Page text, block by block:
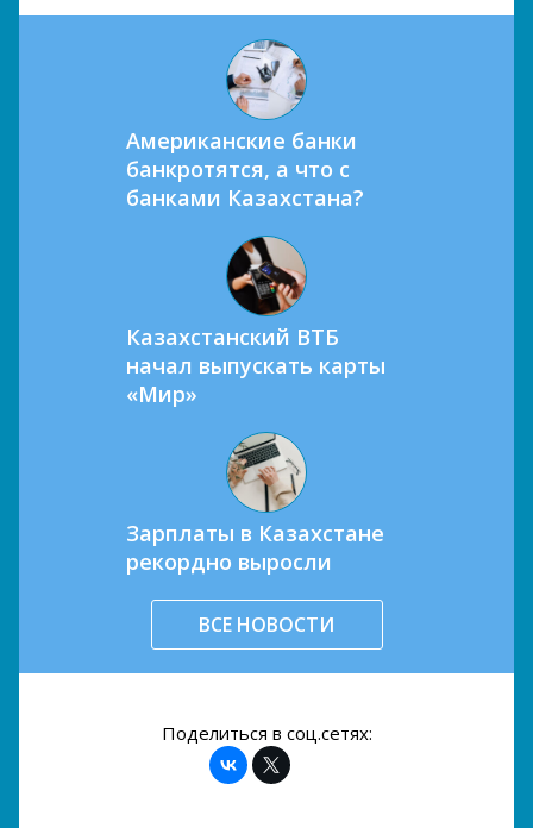
Американские банки
банкротятся, а что с
банками Казахстана?
Казахстанский ВТБ
начал выпускать карты
«Мир»
Зарплаты в Казахстане
рекордно выросли
ВСЕ НОВОСТИ
Поделиться в соц.сетях: